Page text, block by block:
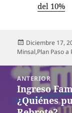
del 10%
Publicado
el
Diciembre 17,
Minsal,Plan Paso a
Navegación
entradas
ANTERIOR
Entrada
anterior:
Ingreso
¿Quiénes